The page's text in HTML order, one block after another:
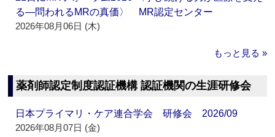
る―問われるMRの真価〉 MR認定センター
2026年08月06日 (木)
もっと見る »
薬剤師認定制度認証機構 認証機関の生涯研修会
日本プライマリ・ケア連合学会 研修会 2026/09
2026年08月07日 (金)